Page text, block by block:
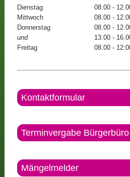
Dienstag
08.00 -
Mittwoch
08.00 -
Donnerstag
08.00 -
und
13.00 -
Freitag
08.00 -
Kontaktformular
Terminvergabe Bürgerbüro
Mängelmelder